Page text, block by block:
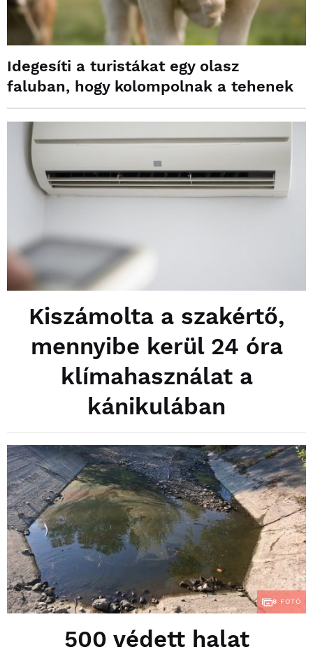
Idegesíti a turistákat egy olasz
faluban, hogy kolompolnak a tehenek
Kiszámolta a szakértő,
mennyibe kerül 24 óra
klímahasználat a
kánikulában
8 FOTÓ
500 védett halat